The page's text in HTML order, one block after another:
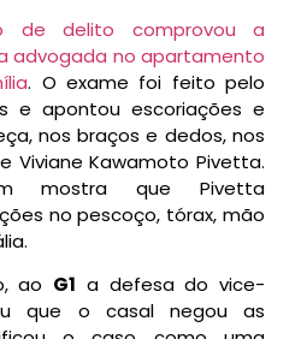
de delito comprovou a
advogada no apartamento
. O exame foi feito pelo
e apontou escoriações e
nos braços e dedos, nos
Viviane Kawamoto Pivetta.
mostra que Pivetta
no pescoço, tórax, mão
ao G1 a defesa do vice-
que o casal negou as